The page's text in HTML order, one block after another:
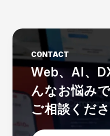
CONTACT
Web、AI、
んなお悩み
ご相談くだ